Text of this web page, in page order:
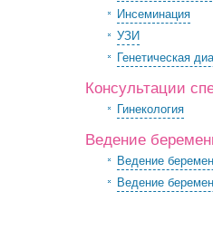
Инсеминация
УЗИ
Генетическая
Консультации
Гинекология
Ведение
Ведение
Ведение